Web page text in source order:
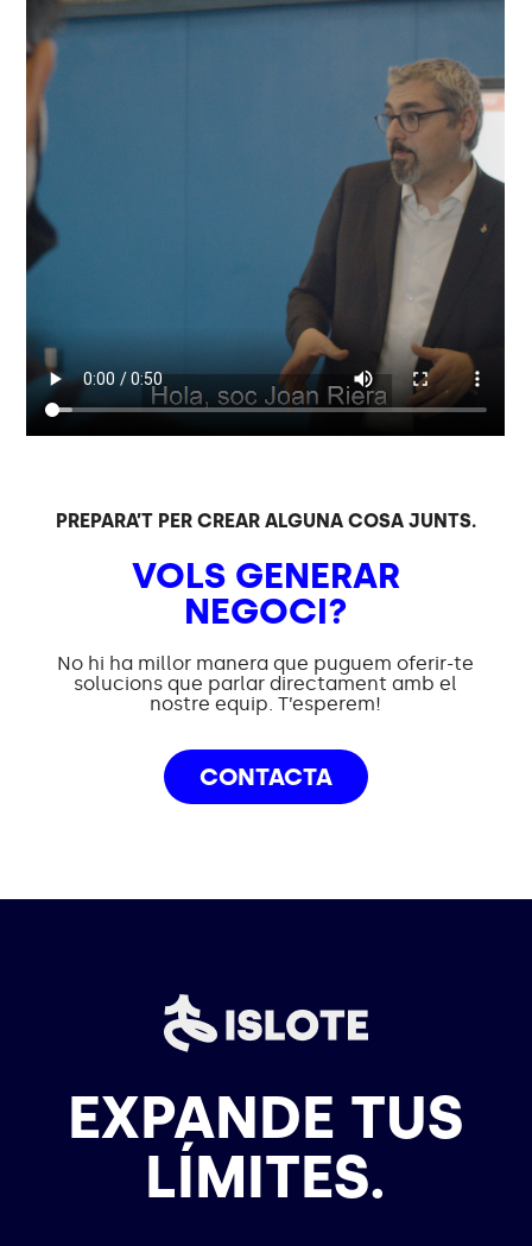
PREPARA’T PER CREAR ALGUNA COSA JUNTS.
VOLS GENERAR
NEGOCI?
No hi ha millor manera que puguem oferir-te
solucions que parlar directament amb el
nostre equip. T’esperem!
CONTACTA
EXPANDE TUS
LÍMITES.